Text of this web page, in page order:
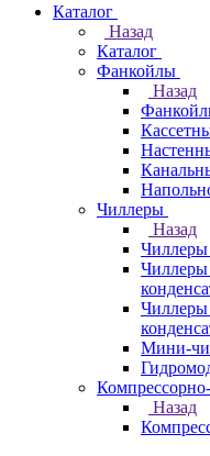
Каталог
Назад
Каталог
Фанкойлы
Назад
Чиллеры
Назад
Чиллеры
Мини-
Назад